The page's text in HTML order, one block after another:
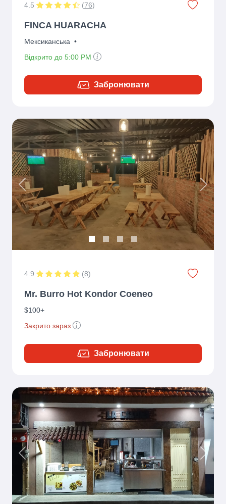
4.5 (76)
FINCA HUARACHA
Мексиканська •
Відкрито до 5:00 PM
Забронювати
Previous Next
4.9 (8)
Mr. Burro Hot Kondor Coeneo
$100+
Закрито зараз
Забронювати
Previous Next